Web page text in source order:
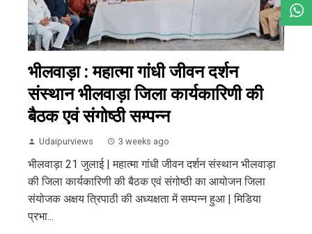
भीलवाड़ा : महात्मा गांधी जीवन दर्शन
संस्थान भीलवाड़ा जिला कार्यकारिणी की
बैठक एवं संगोष्ठी सम्पन्न
Udaipurviews 3 weeks ago
भीलवाड़ा 21 जुलाई | महात्मा गांधी जीवन दर्शन संस्थान भीलवाड़ा
की जिला कार्यकारिणी की बैठक एवं संगोष्ठी का आयोजन जिला
संयोजक अक्षय त्रिपाठी की अध्यक्षता में सम्पन्न हुआ | मिडिया
प्रभा...